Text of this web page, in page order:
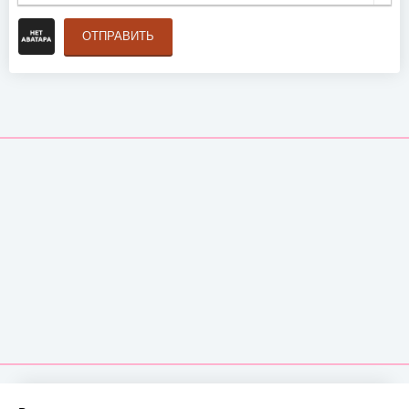
ОТПРАВИТЬ